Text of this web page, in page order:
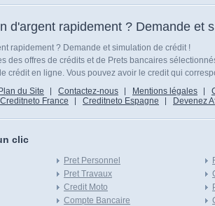
d'argent rapidement ? Demande et
rapidement ? Demande et simulation de crédit !
des offres de crédits et de Prets bancaires
crédit en ligne. Vous pouvez avoir le credit qui
Plan du Site Contactez-nous Mentions légales
Creditneto France Creditneto Espagne Devenez
clic
Pret Personnel
Pret Travaux
Credit Moto
Compte Bancaire